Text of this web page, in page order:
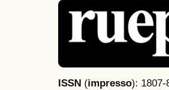
ISSN (impresso): 1807-